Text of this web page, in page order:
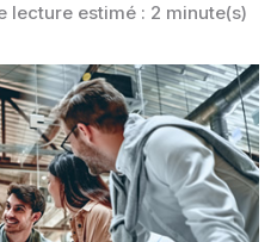
lecture estimé : 2 minute(s)